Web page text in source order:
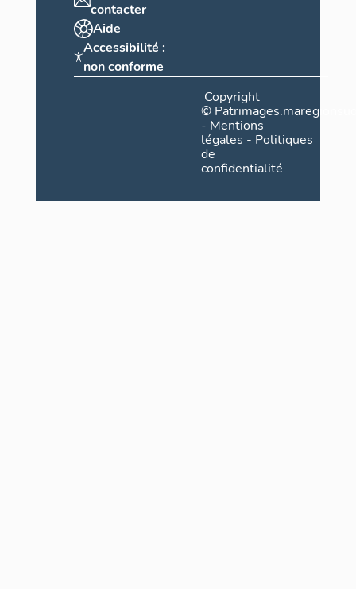
contacter
Aide
Accessibilité :
non conforme
Copyright
©
- Mentions
légales - Politiques
de
confidentialité